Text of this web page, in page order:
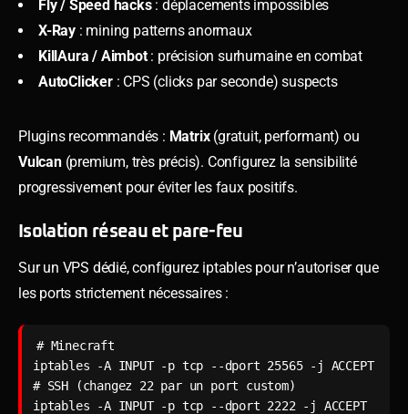
Fly / Speed hacks: déplacements impossibles
X-Ray : mining patterns anormaux
KillAura / Aimbot: précision surhumaine en combat
AutoClicker: CPS (clicks par seconde) suspects
Plugins recommandés : Matrix(gratuit, performant) ou
Vulcan(premium, très précis). Configurez la sensibilité
progressivement pour éviter les faux positifs.
Isolation réseau et pare-feu
Sur un VPS dédié, configurez iptables pour n’autoriser que
les ports strictement nécessaires :
# Minecraft
iptables -A INPUT -p tcp --dport 25565 -j ACCEPT
# SSH (changez 22 par un port custom)
iptables -A INPUT -p tcp --dport 2222 -j ACCEPT